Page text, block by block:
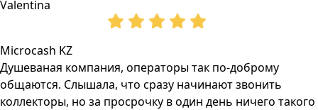
Valentina
Microcash KZ
Душеваная компания, операторы так по-доброму
общаются. Слышала, что сразу начинают звонить
коллекторы, но за просрочку в один день ничего такого